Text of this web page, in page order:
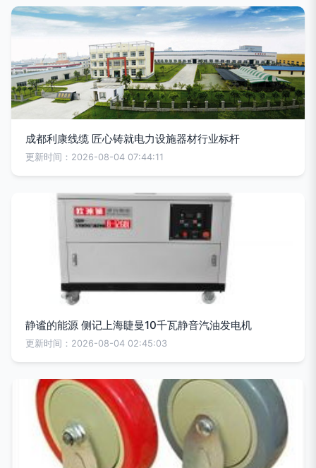
成都利康线缆 匠心铸就电力设施器材行业标杆
更新时间：2026-08-04 07:44:11
静谧的能源 侧记上海睫曼10千瓦静音汽油发电机
更新时间：2026-08-04 02:45:03